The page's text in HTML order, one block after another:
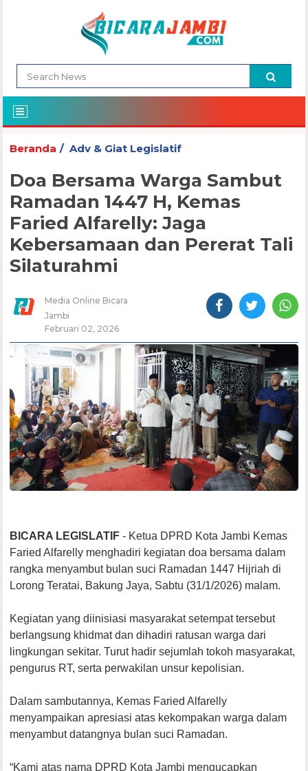
Beranda Adv & Giat Legislatif
Doa Bersama Warga Sambut
Ramadan 1447 H, Kemas
Faried Alfarelly: Jaga
Kebersamaan dan Pererat Tali
Silaturahmi
Media Online Bicara
Jambi
Februari 02, 2026
BICARA LEGISLATIF - Ketua DPRD Kota Jambi Kemas
Faried Alfarelly menghadiri kegiatan doa bersama dalam
rangka menyambut bulan suci Ramadan 1447 Hijriah di
Lorong Teratai, Bakung Jaya, Sabtu (31/1/2026) malam.
Kegiatan yang diinisiasi masyarakat setempat tersebut
berlangsung khidmat dan dihadiri ratusan warga dari
lingkungan sekitar. Turut hadir sejumlah tokoh masyarakat,
pengurus RT, serta perwakilan unsur kepolisian.
Dalam sambutannya, Kemas Faried Alfarelly
menyampaikan apresiasi atas kekompakan warga dalam
menyambut datangnya bulan suci Ramadan.
“Kami atas nama DPRD Kota Jambi mengucapkan